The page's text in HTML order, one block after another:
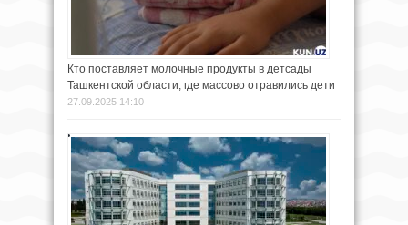
Кто поставляет молочные продукты в детсады
Ташкентской области, где массово отравились дети
27.09.2025 14:10